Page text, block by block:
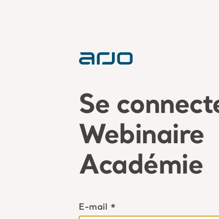
Se
Webinaire
Académie
E-mail *